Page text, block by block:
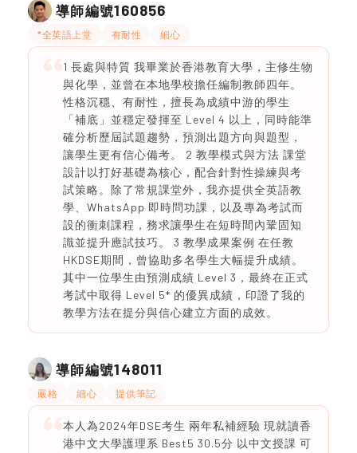
導師編號160856
*全英語上堂 有耐性 細心
1 長處與特質 我畢業於香港教育大學，主修生物
與化學，並曾在本地學校擔任編制教師四年。
性格沉穩、有耐性，擅長為成績中游的學生
「補底」並穩定發揮至 Level 4 以上，同時能準
確分析歷屆試題趨勢，預測出題方向與題型，
讓學生更有信心備考。 2 教學模式與方法 課堂
設計以打好基礎為核心，配合針對性操練與考
試策略。除了常規課堂外，我亦提供全英語教
學、WhatsApp 即時問功課，以及專為考試而
設的衝刺課程，務求讓學生在短時間內鞏固知
識並提升應試技巧。 3 教學成果案例 在任教
HKDSE期間，曾協助多名學生大幅提升成績。
其中一位學生由預測成績 Level 3，最終在正式
考試中取得 Level 5* 的優異成績，印證了我的
教學方法在提分與信心建立方面的成效。
導師編號148011
嚴格 細心 提供筆記
本人為2024年DSE考生 兩年私補經驗 現就讀香
港中文大學護理系 Best5 30.5分 以中文授課 可